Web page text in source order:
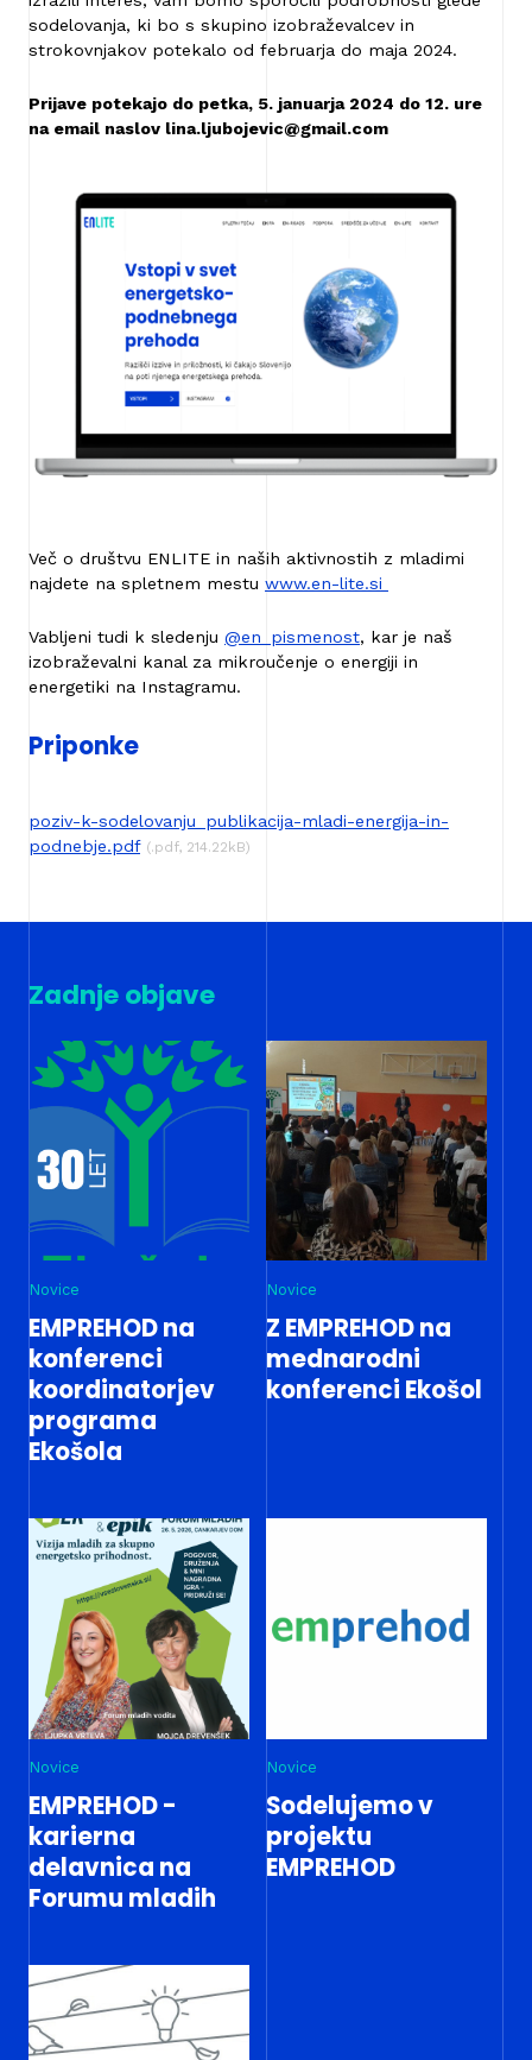
sodelovanja, ki bo s skupino izobraževalcev in
strokovnjakov potekalo od februarja do maja 2024.
Prijave potekajo do petka, 5. januarja 2024 do 12. ure
na email naslov lina.ljubojevic@gmail.com
Več o društvu ENLITE in naših aktivnostih z mladimi
najdete na spletnem mestu www.en-lite.si
Vabljeni tudi k sledenju @en_pismenost, kar je naš
izobraževalni kanal za mikroučenje o energiji in
energetiki na Instagramu.
Priponke
poziv-k-sodelovanju_publikacija-mladi-energija-in-
podnebje.pdf (.pdf, 214.22kB)
Zadnje objave
Novice
EMPREHOD na
konferenci
koordinatorjev
programa
Ekošola
Novice
Z EMPREHOD na
mednarodni
konferenci Ekošol
Novice
EMPREHOD -
karierna
delavnica na
Forumu mladih
Novice
Sodelujemo v
projektu
EMPREHOD